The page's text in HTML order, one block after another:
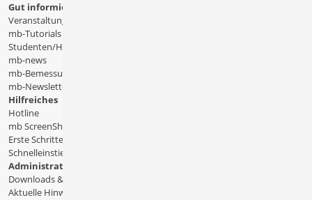
Gut informiert
Veranstaltungen
mb-Tutorials
Studenten/Hochschule
mb-news
mb-Bemessungstafeln
mb-Newsletter
Hilfreiches
Hotline
mb ScreenShare
Erste Schritte
Schnelleinstiege & Doku
Administratives
Downloads & Patches
Aktuelle Hinweise